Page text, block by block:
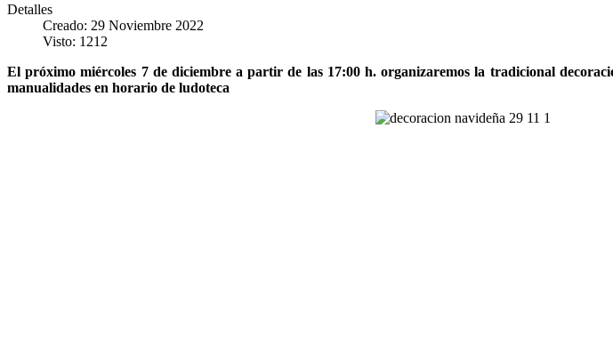
Detalles
Creado: 29 Noviembre 2022
Visto: 1212
El próximo miércoles 7 de diciembre a partir de las 17:00 h. organizaremos la tradicional
manualidades en horario de ludoteca